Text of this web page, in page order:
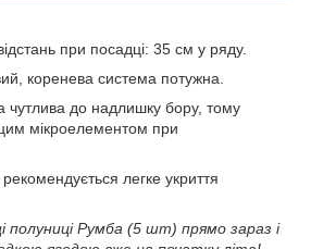
при посадці: 35 см у ряду.
коренева система потужна.
чутлива до надлишку бору, тому
мікроелементом при
легке укриття
полуниці Румба (5 шт) прямо зараз і